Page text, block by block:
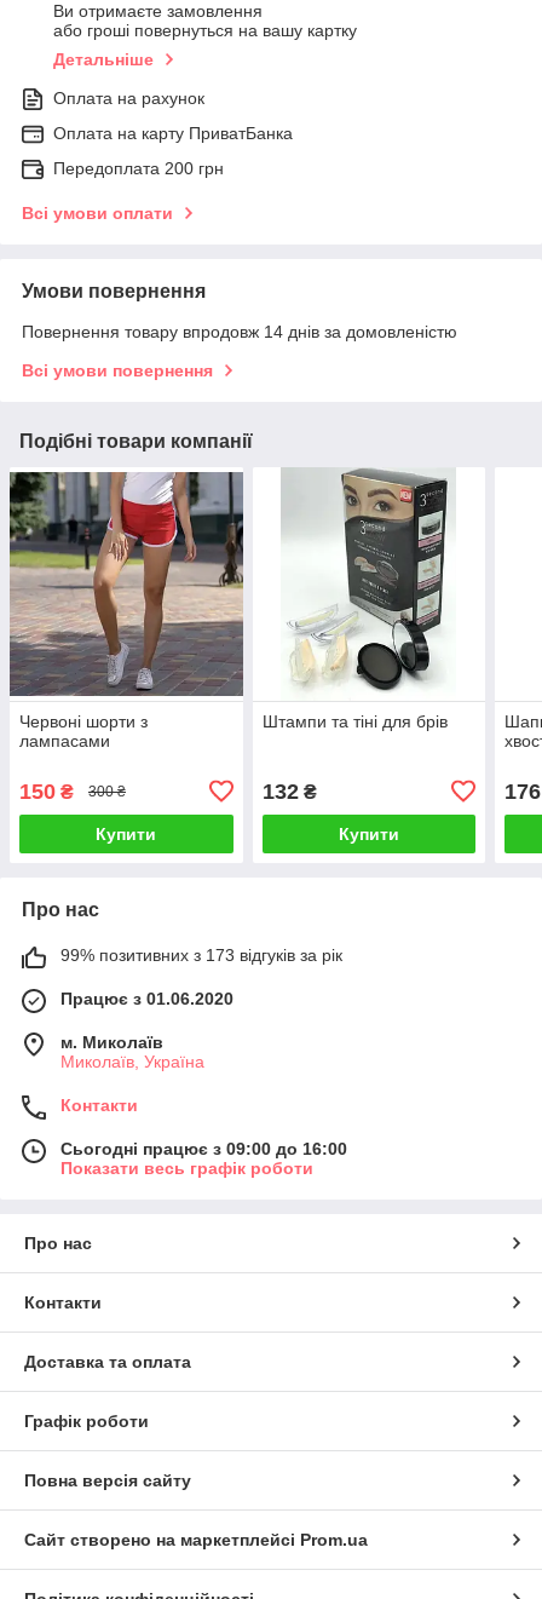
Ви отримаєте замовлення
або гроші повернуться на вашу картку
Детальніше
Оплата на рахунок
Оплата на карту ПриватБанка
Передоплата 200 грн
Всі умови оплати
Умови повернення
Повернення товару впродовж 14 днів за домовленістю
Всі умови повернення
Подібні товари компанії
Червоні шорти з
лампасами
150 ₴ 300 ₴
Купити
Штампи та тіні для брів
132₴
Купити
176
Про нас
99% позитивних з 173 відгуків за рік
Працює з 01.06.2020
м. Миколаїв
Миколаїв, Україна
Контакти
Сьогодні працює з 09:00 до 16:00
Показати весь графік роботи
Про нас
Контакти
Доставка та оплата
Графік роботи
Повна версія сайту
Сайт створено на маркетплейсі Prom.ua